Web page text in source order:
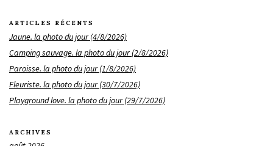
ARTICLES RÉCENTS
Jaune. la photo du jour (4/8/2026)
Camping sauvage. la photo du jour (2/8/2026)
Paroisse. la photo du jour (1/8/2026)
Fleuriste. la photo du jour (30/7/2026)
Playground love. la photo du jour (29/7/2026)
ARCHIVES